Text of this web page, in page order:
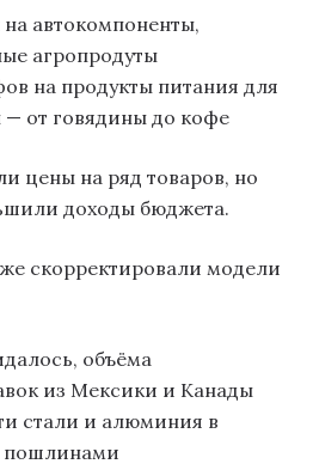
автокомпоненты,
агропродуты
на продукты питания для
— от говядины до кофе
цены на ряд товаров, но
доходы бюджета.
скорректировали модели
объёма
из Мексики и Канады
стали и алюминия в
пошлинами